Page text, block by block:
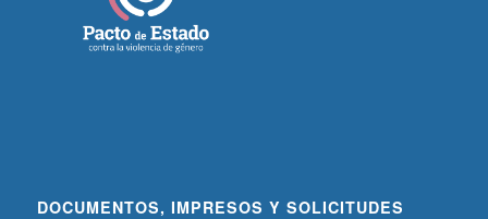
DOCUMENTOS, IMPRESOS Y SOLICITUDES